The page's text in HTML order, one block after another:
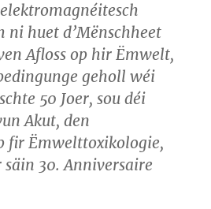
ni huet d’Mënschheet
Afloss op hir Ëmwelt,
geholl wéi
50 Joer, sou déi
Akut, den
fir Ëmwelttoxikologie,
säin 30. Anniversaire